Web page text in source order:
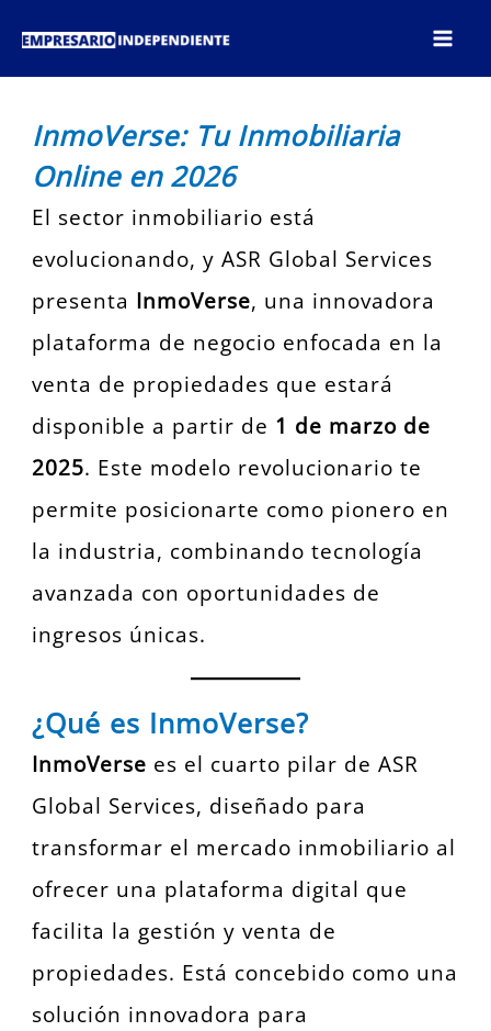
InmoVerse: Tu Inmobiliaria
Online en 2026
El sector inmobiliario está
evolucionando, y ASR Global Services
presenta InmoVerse, una innovadora
plataforma de negocio enfocada en la
venta de propiedades que estará
disponible a partir de 1 de marzo de
2025. Este modelo revolucionario te
permite posicionarte como pionero en
la industria, combinando tecnología
avanzada con oportunidades de
ingresos únicas.
¿Qué es InmoVerse?
InmoVerse es el cuarto pilar de ASR
Global Services, diseñado para
transformar el mercado inmobiliario al
ofrecer una plataforma digital que
facilita la gestión y venta de
propiedades. Está concebido como una
solución innovadora para